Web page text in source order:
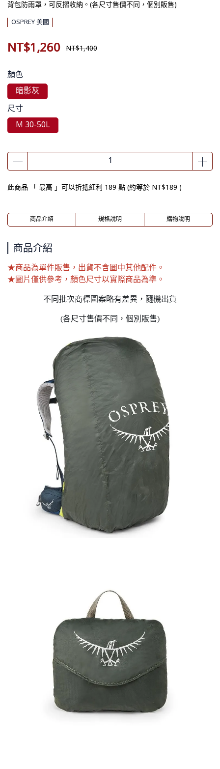
背包防雨罩，可反摺收納。(各尺寸售價不同，個別販售)
OSPREY 美國
NT$1,260 NT$1,400
顏色
暗影灰
尺寸
M 30-50L
此商品 「 最高 」可以折抵紅利 189 點 (約等於 NT$189 )
商品介紹 規格說明 購物說明
商品介紹
★商品為單件販售，出貨不含圖中其他配件。
★圖片僅供參考，顏色尺寸以實際商品為準。
不同批次商標圖案略有差異，隨機出貨
(各尺寸售價不同，個別販售)